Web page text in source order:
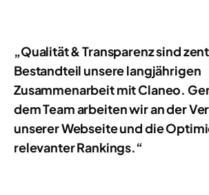
„Qualität & Transparenz sind
Bestandteil unsere langjährigen
Zusammenarbeit mit Claneo.
dem Team arbeiten wir an der
unserer Webseite und die
relevanter Rankings.“